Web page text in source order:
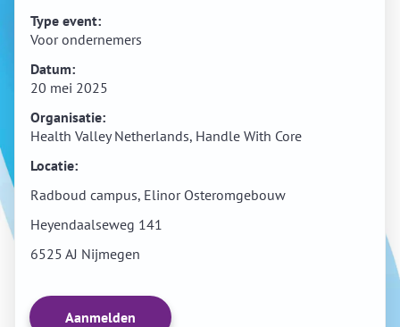
Type event:
Voor ondernemers
Datum:
20 mei 2025
Organisatie:
Health Valley Netherlands, Handle With Core
Locatie:
Radboud campus, Elinor Osteromgebouw
Heyendaalseweg 141
6525 AJ Nijmegen
Aanmelden